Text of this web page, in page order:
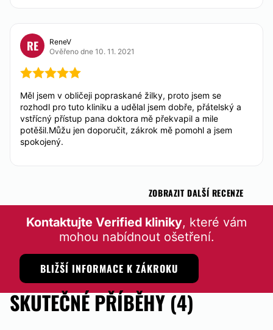
RE
ReneV
Ověřeno dne 10. 11. 2021
Měl jsem v obličeji popraskané žilky, proto jsem se
rozhodl pro tuto kliniku a udělal jsem dobře, přátelský a
vstřícný přístup pana doktora mě překvapil a mile
potěšil.Můžu jen doporučit, zákrok mě pomohl a jsem
spokojený.
ZOBRAZIT DALŠÍ RECENZE
Kontaktujte Verified kliniky, které vám
mohou nabídnout ošetření.
BLIŽŠÍ INFORMACE K ZÁKROKU
SKUTEČNÉ PŘÍBĚHY (4)